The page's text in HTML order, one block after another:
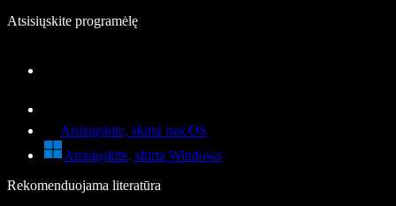
Atsisiųskite programėlę
Atsisiųskite, skirta macOS
Atsisiųskite, skirta Windows
Rekomenduojama literatūra